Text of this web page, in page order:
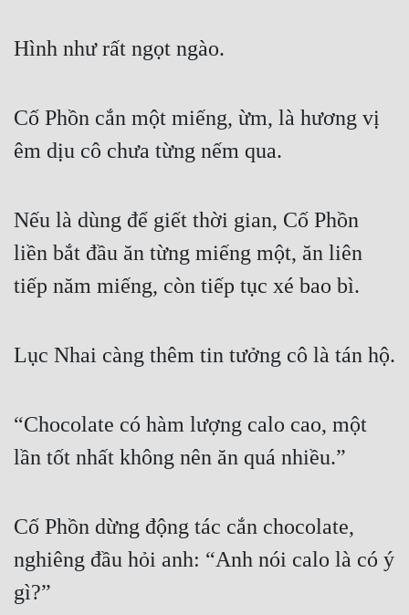
Hình như rất ngọt ngào.
Cố Phồn cắn một miếng, ừm, là hương vị
êm dịu cô chưa từng nếm qua.
Nếu là dùng để giết thời gian, Cố Phồn
liền bắt đầu ăn từng miếng một, ăn liên
tiếp năm miếng, còn tiếp tục xé bao bì.
Lục Nhai càng thêm tin tưởng cô là tán hộ.
“Chocolate có hàm lượng calo cao, một
lần tốt nhất không nên ăn quá nhiều.”
Cố Phồn dừng động tác cắn chocolate,
nghiêng đầu hỏi anh: “Anh nói calo là có ý
gì?”